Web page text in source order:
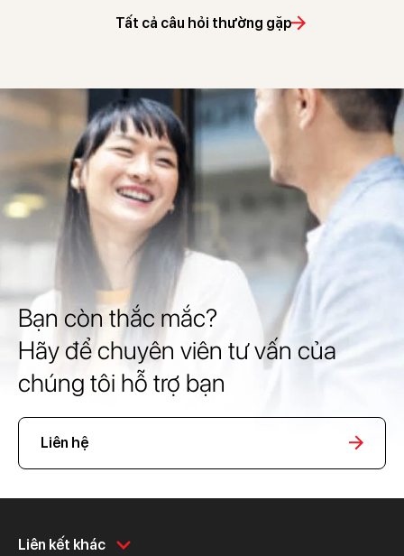
Tất cả câu hỏi thường gặp
Bạn còn thắc mắc?
Hãy để chuyên viên tư vấn của
chúng tôi hỗ trợ bạn
Liên hệ
Liên kết khác
Khách hàng cá nhân